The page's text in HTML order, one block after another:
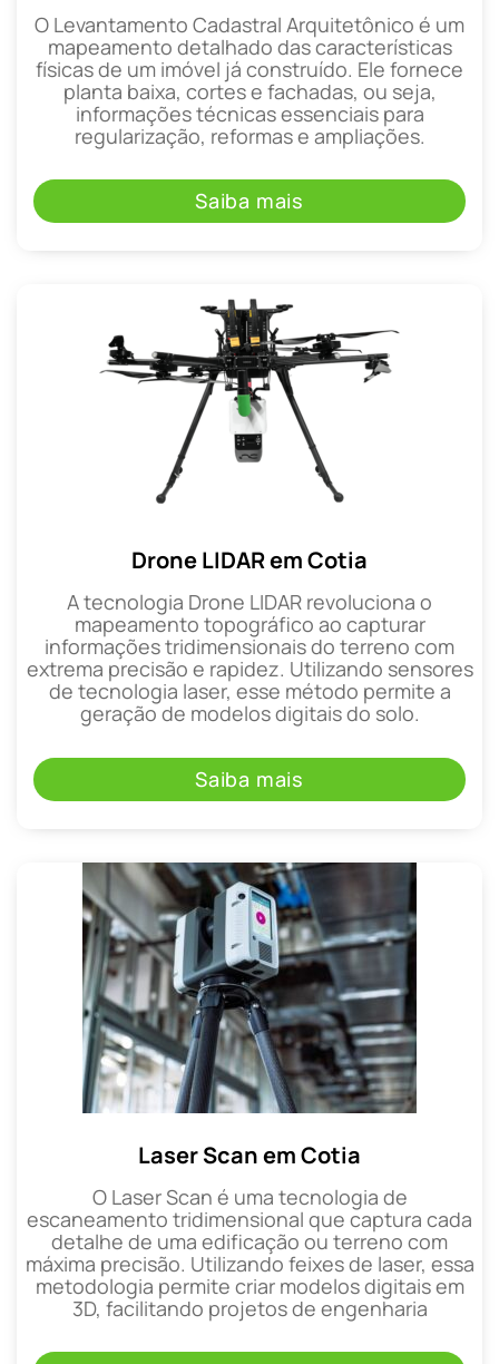
O Levantamento Cadastral Arquitetônico é um
mapeamento detalhado das características
físicas de um imóvel já construído. Ele fornece
planta baixa, cortes e fachadas, ou seja,
informações técnicas essenciais para
regularização, reformas e ampliações.
Saiba mais
Drone LIDAR em Cotia
A tecnologia Drone LIDAR revoluciona o
mapeamento topográfico ao capturar
informações tridimensionais do terreno com
extrema precisão e rapidez. Utilizando sensores
de tecnologia laser, esse método permite a
geração de modelos digitais do solo.
Saiba mais
Laser Scan em Cotia
O Laser Scan é uma tecnologia de
escaneamento tridimensional que captura cada
detalhe de uma edificação ou terreno com
máxima precisão. Utilizando feixes de laser, essa
metodologia permite criar modelos digitais em
3D, facilitando projetos de engenharia